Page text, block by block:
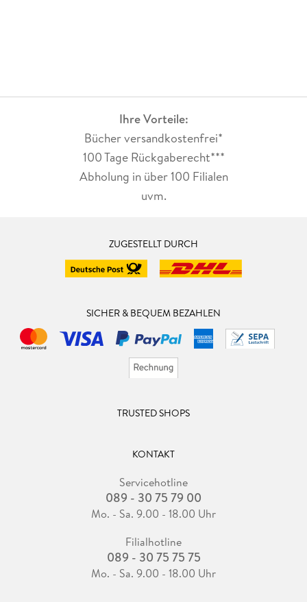
Ihre Vorteile:
Bücher versandkostenfrei*
100 Tage Rückgaberecht***
Abholung in über 100 Filialen
uvm.
ZUGESTELLT DURCH
SICHER & BEQUEM BEZAHLEN
TRUSTED SHOPS
KONTAKT
Servicehotline
089 - 30 75 79 00
Mo. - Sa. 9.00 - 18.00 Uhr
Filialhotline
089 - 30 75 75 75
Mo. - Sa. 9.00 - 18.00 Uhr